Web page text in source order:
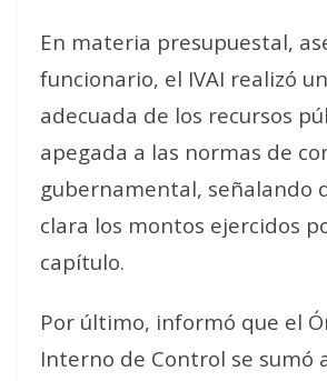
En materia presupuestal,
funcionario, el IVAI realizó
adecuada de los recursos
apegada a las normas de
gubernamental, señalando
clara los montos ejercidos
capítulo.
Por último, informó que el
Interno de Control se sumó